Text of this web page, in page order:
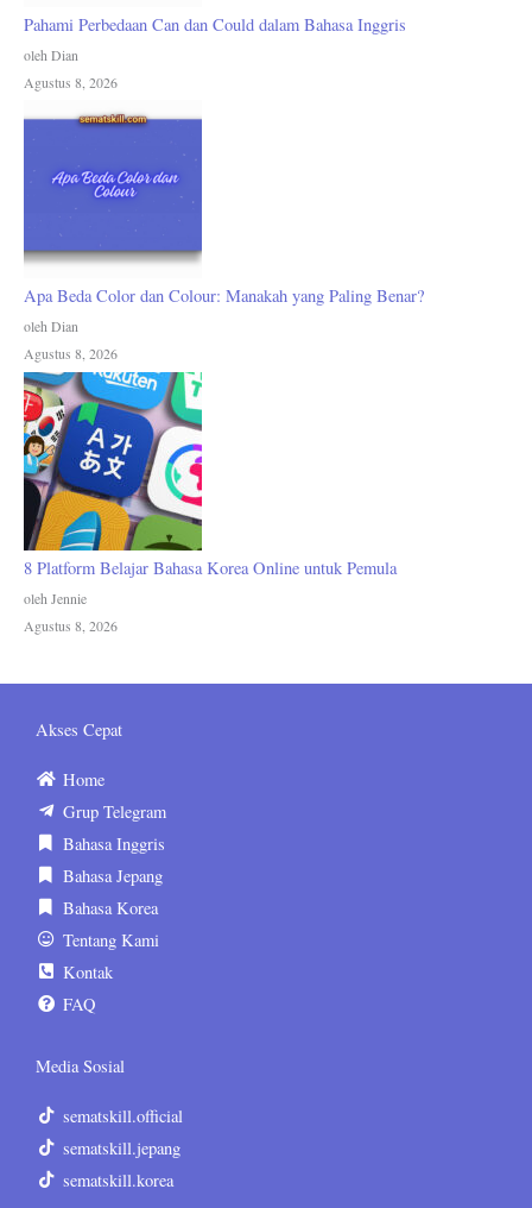
Pahami Perbedaan Can dan Could dalam Bahasa Inggris
oleh Dian
Agustus 8, 2026
Apa Beda Color dan Colour: Manakah yang Paling Benar?
oleh Dian
Agustus 8, 2026
8 Platform Belajar Bahasa Korea Online untuk Pemula
oleh Jennie
Agustus 8, 2026
Akses Cepat
Home
Grup Telegram
Bahasa Inggris
Bahasa Jepang
Bahasa Korea
Tentang Kami
Kontak
FAQ
Media Sosial
sematskill.official
sematskill.jepang
sematskill.korea